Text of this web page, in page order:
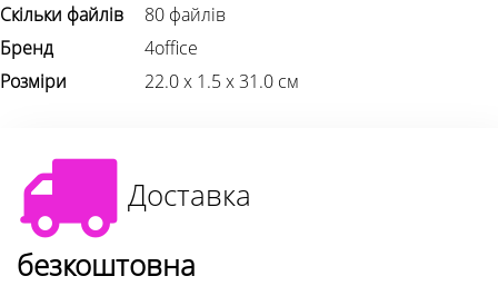
Скільки файлів
80 файлів
Бренд
4office
Розміри
22.0 х 1.5 х 31.0 см
Доставка
безкоштовна